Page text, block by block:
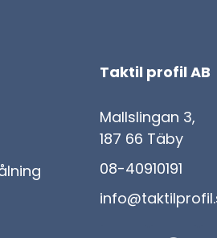
Taktil profil AB
Mallslingan 3,
187 66 Täby
08-40910191